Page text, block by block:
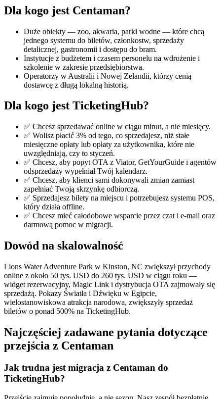
Dla kogo jest Centaman?
Duże obiekty — zoo, akwaria, parki wodne — które chcą
jednego systemu do biletów, członkostw, sprzedaży
detalicznej, gastronomii i dostępu do bram.
Instytucje z budżetem i czasem personelu na wdrożenie i
szkolenie w zakresie przedsiębiorstwa.
Operatorzy w Australii i Nowej Zelandii, którzy cenią
dostawcę z długą lokalną historią.
Dla kogo jest TicketingHub?
✅ Chcesz sprzedawać online w ciągu minut, a nie miesięcy.
✅ Wolisz płacić 3% od tego, co sprzedajesz, niż stałe
miesięczne opłaty lub opłaty za użytkownika, które nie
uwzględniają, czy to styczeń.
✅ Chcesz, aby popyt OTA z Viator, GetYourGuide i agentów
odsprzedaży wypełniał Twój kalendarz.
✅ Chcesz, aby klienci sami dokonywali zmian zamiast
zapełniać Twoją skrzynkę odbiorczą.
✅ Sprzedajesz bilety na miejscu i potrzebujesz systemu POS,
który działa offline.
✅ Chcesz mieć całodobowe wsparcie przez czat i e-mail oraz
darmową pomoc w migracji.
Dowód na skalowalność
Lions Water Adventure Park w Kinston, NC zwiększył przychody
online z około 50 tys. USD do 260 tys. USD w ciągu roku —
widget rezerwacyjny, Magic Link i dystrybucja OTA zajmowały się
sprzedażą. Pokazy Światła i Dźwięku w Egipcie,
wielostanowiskowa atrakcja narodowa, zwiększyły sprzedaż
biletów o ponad 500% na TicketingHub.
Najczęściej zadawane pytania dotyczące
przejścia z Centaman
Jak trudna jest migracja z Centaman do
TicketingHub?